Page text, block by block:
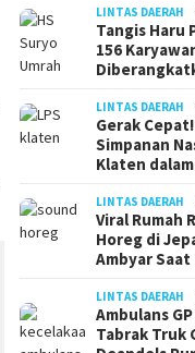
LINTAS DAERAH
Tangis Haru
156
LINTAS DAERAH
Gerak
Simpanan
Klaten
LINTAS DAERAH
Viral Rumah
Horeg di
Ambyar
LINTAS DAERAH
Ambulans
Tabrak Truk